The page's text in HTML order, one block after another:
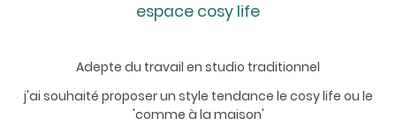
espace cosy life
Adepte du travail en studio traditionnel
j'ai souhaité proposer un style tendance le cosy life ou le
'comme à la maison'